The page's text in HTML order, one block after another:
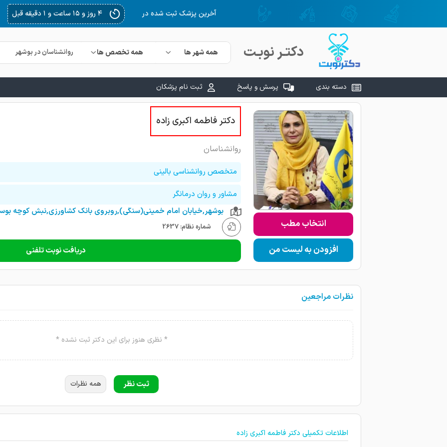
آخرین پزشک ثبت شده در ۴ روز و ۱۶ ساعت و ۴۵ دقیقه قبل
دکتـر نوبـت همه شهر ها همه تخصص ها
دسته بندی پرسش و پاسخ ثبت نام پزشکان
انتخاب مطب
افزودن به لیست من
دکتر فاطمه اکبری زاده
روانشناسان
متخصص روانشناسی بالینی
مشاور و روان درمانگر
بوشهر,خیابان امام خمینی(سنگی),روبروی بانک کشاورزی,نبش کوچه بوستان 15,ساختمان پارسا طبقه 5
شماره نظام: 2637
دریافت نوبت تلفنی
نظرات مراجعین
* نظری هنوز برای این دکتر ثبت نشده *
ثبت نظر همه نظرات
اطلاعات تکمیلی دکتر فاطمه اکبری زاده